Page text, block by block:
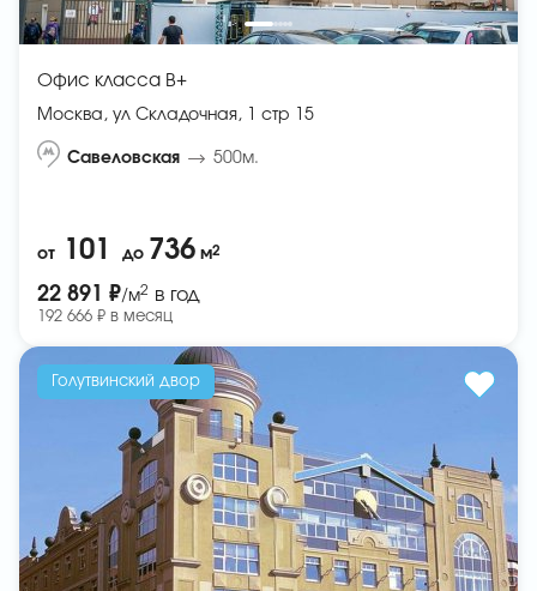
Офис класса B+
Москва, ул Складочная, 1 стр 15
Савеловская 500м.
от 101 до 736 м2
22 891 ₽/м2 в год
192 666 ₽ в месяц
Голутвинский двор